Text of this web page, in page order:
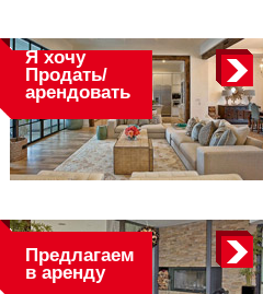
Я хочу
Продать/
арендовать
Предлагаем
в аренду